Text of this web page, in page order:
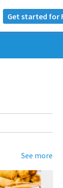
Get started for
See more